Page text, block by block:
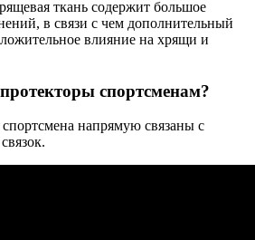
ткань содержит большое
в связи с чем дополнительный
влияние на хрящи и
спортсменам?
напрямую связаны с